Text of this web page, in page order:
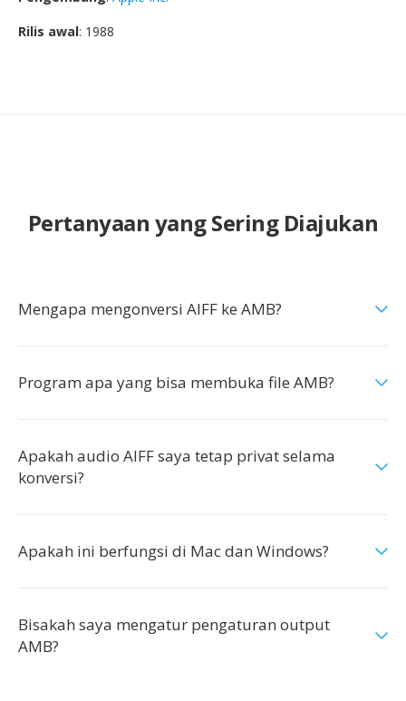
Rilis awal: 1988
Pertanyaan yang Sering Diajukan
Mengapa mengonversi AIFF ke AMB?
Program apa yang bisa membuka file AMB?
Apakah audio AIFF saya tetap privat selama
konversi?
Apakah ini berfungsi di Mac dan Windows?
Bisakah saya mengatur pengaturan output
AMB?